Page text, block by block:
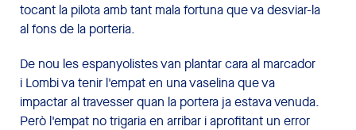
tocant la pilota amb tant mala fortuna que va desviar-la
al fons de la porteria.
De nou les espanyolistes van plantar cara al marcador
i Lombi va tenir l'empat en una vaselina que va
impactar al travesser quan la portera ja estava venuda.
Però l'empat no trigaria en arribar i aprofitant un error